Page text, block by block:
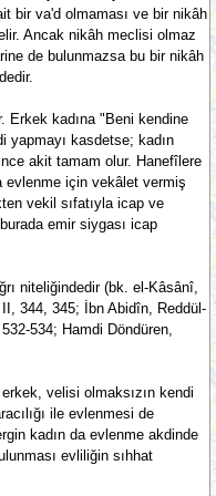
bir va'd olmaması ve bir nikâh
Ancak nikâh meclisi olmaz
de bulunmazsa bu bir nikâh
Erkek kadına "Beni kendine
yapmayı kasdetse; kadın
akit tamam olur. Hanefîlere
evlenme için vekâlet vermiş
vekil sıfatıyla icap ve
emir siygası icap
niteliğindedir (bk. el-Kâsânî,
344, 345; İbn Abidîn, Reddül-
534; Hamdi Döndüren,
velisi olmaksızın kendi
ile evlenmesi de
kadın da evlenme akdinde
evliliğin sıhhat